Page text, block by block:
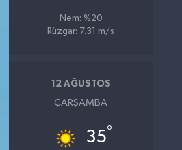
Nem: %20
Rüzgar: 7.31 m/s
12 AĞUSTOS
ÇARŞAMBA
35°